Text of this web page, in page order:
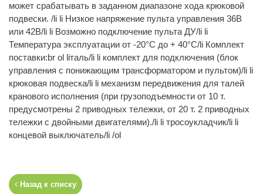
может срабатывать в заданном диапазоне хода крюковой
подвески. /li li Низкое напряжение пульта управления 36В
или 42В/li li Возможно подключение пульта ДУ/li li
Температура эксплуатации от -20°C до + 40°C/li Комплект
поставки:br ol liталь/li li комплект для подключения (блок
управления с понижающим трансформатором и пультом)/li li
крюковая подвеска/li li механизм передвижения для талей
кранового исполнения (при грузоподъемности от 10 т.
предусмотрены 2 приводных тележки, от 20 т. 2 приводных
тележки с двойными двигателями)./li li тросоукладчик/li li
концевой выключатель/li /ol
Назад к списку